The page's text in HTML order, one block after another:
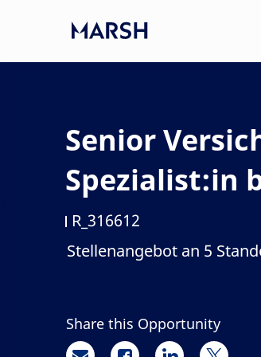
Senior
Spezialist:in
Job-ID
R_316612
Stellenangebot an 5
Share this Opportunity